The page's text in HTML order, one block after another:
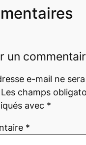
un
e-mail ne
Les champs
avec *
*